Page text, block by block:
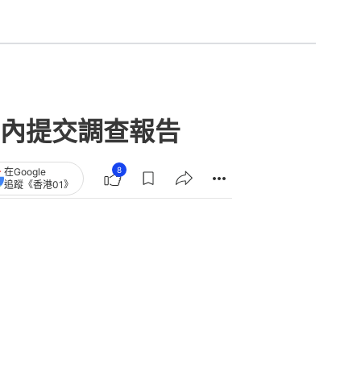
提交調查報告
在Google
追蹤《香港01》
8